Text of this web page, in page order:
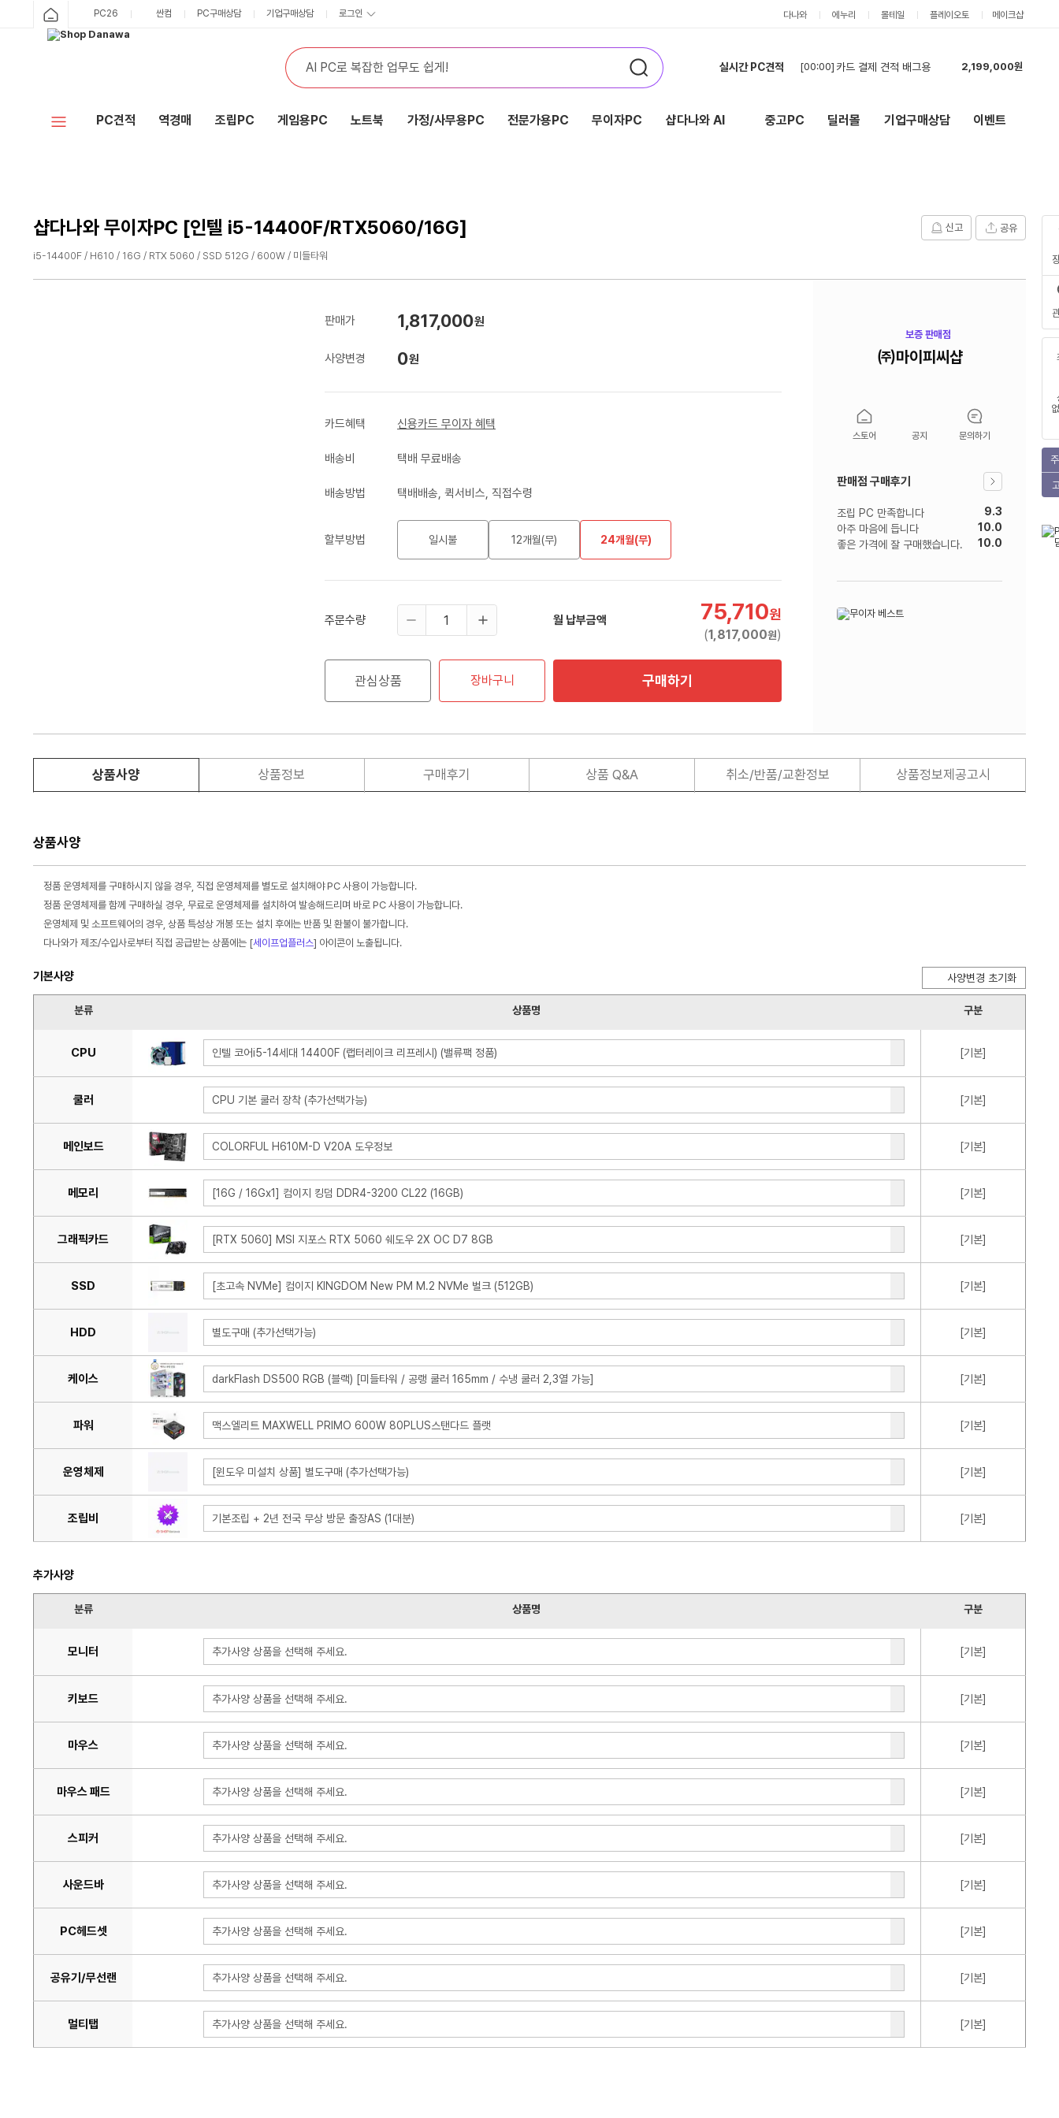
PC26 싼컴 PC구매상담 기업구매상담 로그인 다나와 에누리 몰테일 플레이오토 메이크샵
통
합
검
색
검
색
실시간 PC견적
[23:08]
4,950,000원
[22:55]현금가 견적요청합니다.
4,521,000원
각 제품마다 저렴한 색상으로 맞춰주시고 24개월 무이자할부 되시는분 꼼꼼하게 검수해주실분 해주세4,456,000원
편집디자이너 컴퓨터 견적 요청1,784,000원
PC견적 역경매 조립PC 게임용PC 노트북 가정/사무용PC 전문가용PC 무이자PC 샵다나와 AI 중고PC 딜러몰 기업구매상담 이벤트
샵다나와 무이자PC [인텔 i5-14400F/RTX5060/16G] 신고 공유
i5-14400F / H610 / 16G / RTX 5060 / SSD 512G / 600W / 미들타워
판매가 1,817,000원
사양변경 0원
카드혜택 신용카드 무이자 혜택
배송비 택배 무료배송
배송방법 택배배송, 퀵서비스, 직접수령
할부방법 일시불 12개월(무) 24개월(무)
주문수량 월 납부금액 75,710원
(1,817,000원)
관심상품 장바구니 구매하기
보증 판매점
㈜마이피씨샵
스토어 공지 문의하기
판매점 구매후기
조립 PC 만족합니다
9.3
아주 마음에 듭니다
10.0
좋은 가격에 잘 구매했습니다.
10.0
상품사양 상품정보 구매후기 상품 Q&A 취소/반품/교환정보 상품정보제공고시
상품사양
정품 운영체제를 구매하시지 않을 경우, 직접 운영체제를 별도로 설치해야 PC 사용이 가능합니다.
정품 운영체제를 함께 구매하실 경우, 무료로 운영체제를 설치하여 발송해드리며 바로 PC 사용이 가능합니다.
운영체제 및 소프트웨어의 경우, 상품 특성상 개봉 또는 설치 후에는 반품 및 환불이 불가합니다.
다나와가 제조/수입사로부터 직접 공급받는 상품에는 [세이프업플러스] 아이콘이 노출됩니다.
기본사양 사양변경 초기화
분류 상품명 구분
CPU 인텔 코어i5-14세대 14400F (랩터레이크 리프레시) (밸류팩 정품) [기본]
쿨러 CPU 기본 쿨러 장착 (추가선택가능) [기본]
메인보드 COLORFUL H610M-D V20A 도우정보 [기본]
메모리 [16G / 16Gx1] 컴이지 킹덤 DDR4-3200 CL22 (16GB) [기본]
그래픽카드 [RTX 5060] MSI 지포스 RTX 5060 쉐도우 2X OC D7 8GB [기본]
SSD [초고속 NVMe] 컴이지 KINGDOM New PM M.2 NVMe 벌크 (512GB) [기본]
HDD 별도구매 (추가선택가능) [기본]
케이스 darkFlash DS500 RGB (블랙) [미들타워 / 공랭 쿨러 165mm / 수냉 쿨러 2,3열 가능] [기본]
파워 맥스엘리트 MAXWELL PRIMO 600W 80PLUS스탠다드 플랫 [기본]
운영체제 [윈도우 미설치 상품] 별도구매 (추가선택가능) [기본]
조립비 기본조립 + 2년 전국 무상 방문 출장AS (1대분) [기본]
추가사양
분류 상품명 구분
모니터 추가사양 상품을 선택해 주세요. [기본]
키보드 추가사양 상품을 선택해 주세요. [기본]
마우스 추가사양 상품을 선택해 주세요. [기본]
마우스 패드 추가사양 상품을 선택해 주세요. [기본]
스피커 추가사양 상품을 선택해 주세요. [기본]
사운드바 추가사양 상품을 선택해 주세요. [기본]
PC헤드셋 추가사양 상품을 선택해 주세요. [기본]
공유기/무선랜 추가사양 상품을 선택해 주세요. [기본]
멀티탭 추가사양 상품을 선택해 주세요. [기본]